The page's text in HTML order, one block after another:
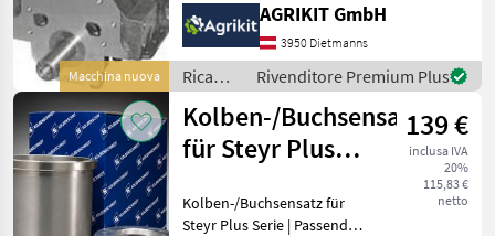
Macchina nuova
Landini sowie weitere
Modelle. Hochwertiger
Perkins Short Motor –
Fachgerecht
AGRIKIT GmbH
3950 Dietmanns
Ricambi
per
macchine
agricole
/
Rivenditore Premium Plus
Kolben-/Buchsensatz
für Steyr Plus
139 €
inclusa IVA
20%
115,83 €
netto
Kolben-/Buchsensatz für
Steyr Plus Serie | Passend